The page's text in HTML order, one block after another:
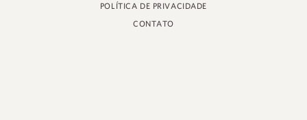
POLÍTICA DE PRIVACIDADE
CONTATO